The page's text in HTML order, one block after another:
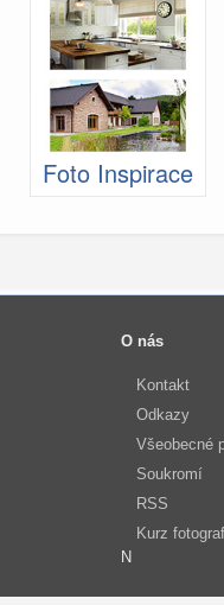
Foto Inspirace
O nás
Kontakt
Odkazy
Všeobecné
Soukromí
RSS
Kurz
N